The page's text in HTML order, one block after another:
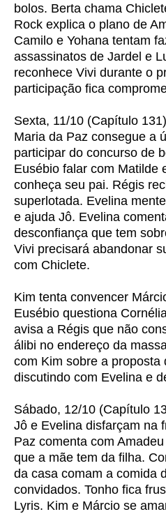
bolos. Berta chama
Rock explica o plano de
Camilo e Yohana tentam
assassinatos de Jardel e
reconhece Vivi durante o
participação fica
Sexta, 11/10 (Capítulo 131)
Maria da Paz consegue a
participar do concurso de
Eusébio falar com Matilde
conheça seu pai. Régis
superlotada. Evelina
e ajuda Jô. Evelina
desconfiança que tem
Vivi precisará abandonar
com Chiclete.
Kim tenta convencer
Eusébio questiona
avisa a Régis que não
álibi no endereço da
com Kim sobre a proposta
discutindo com Evelina e
Sábado, 12/10 (Capítulo
Jô e Evelina disfarçam na
Paz comenta com
que a mãe tem da filha.
da casa comam a comida
convidados. Tonho fica
Lyris. Kim e Márcio se